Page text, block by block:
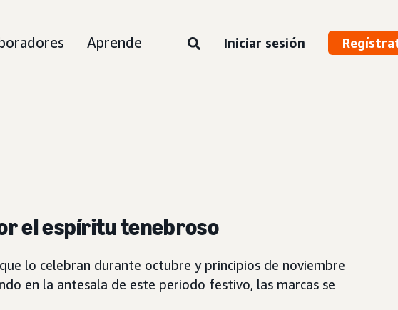
Aprende Iniciar sesión
el espíritu tenebroso
lo celebran durante octubre y principios de noviembre
en la antesala de este periodo festivo, las marcas se